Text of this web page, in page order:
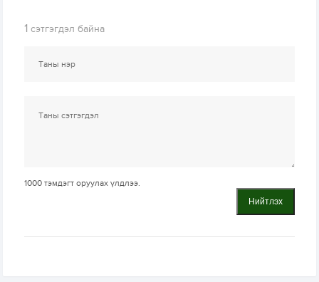
1 сэтгэгдэл байна
1000 тэмдэгт оруулах үлдлээ.
Нийтлэх